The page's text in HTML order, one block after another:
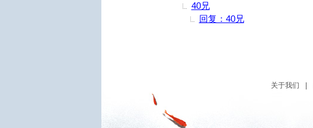
40兄
回复：40兄
关于我们